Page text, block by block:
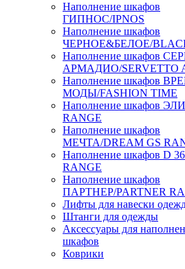
Наполнение шкафов
ГИПНОС/IPNOS
Наполнение шкафов
ЧЕРНОЕ&БЕЛОЕ/
Наполнение шкафов
АРМАДИО/SERVETTO
Наполнение шкафов
МОДЫ/FASHION TIME
Наполнение шкафов
RANGE
Наполнение шкафов
МЕЧТА/DREAM GS
Наполнение шкафов D
RANGE
Наполнение шкафов
ПАРТНЕР/PARTNER
Лифты для навески
Штанги для одежды
Аксессуары для
шкафов
Коврики